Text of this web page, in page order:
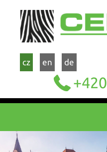
cz en de
+420